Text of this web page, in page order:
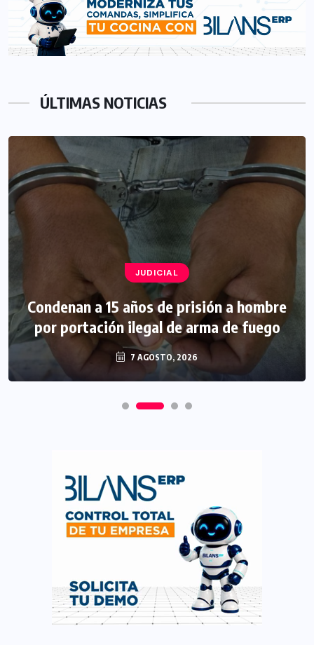
ÚLTIMAS NOTICIAS
JUDICIAL
Condenan a 15 años de prisión a hombre
por portación ilegal de arma de fuego
7 AGOSTO, 2026